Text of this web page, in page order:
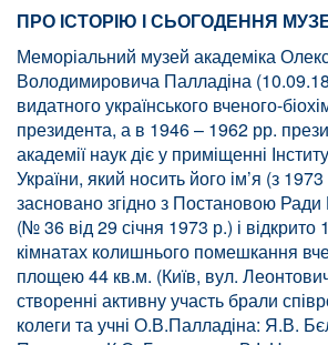
ПРО ІСТОРІЮ І СЬОГОДЕННЯ
Меморіальний музей академіка
Володимировича Палладіна
видатного українського вченого-
президента, а в 1946 – 1962 рр.
академії наук діє у приміщенні
України, який носить його ім’я (з
засновано згідно з Постановою Ради
(№ 36 від 29 січня 1973 р.) і відкрито
кімнатах колишнього помешкання
площею 44 кв.м. (Київ, вул.
створенні активну участь брали
колеги та учні О.В.Палладіна: Я.В.